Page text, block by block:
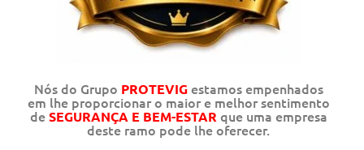
Nós do Grupo PROTEVIGestamos empenhados
em lhe proporcionar o maior e melhor sentimento
deSEGURANÇA E BEM-ESTAR que uma empresa
deste ramo pode lhe oferecer.